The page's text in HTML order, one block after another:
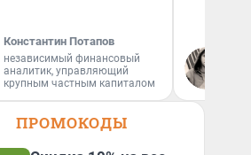
Константин Потапов
независимый финансовый
аналитик, управляющий
крупным частным капиталом
ПРОМОКОДЫ